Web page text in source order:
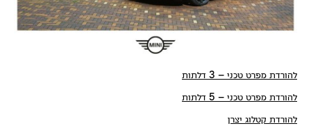
להורדת מפרט טכני – 3 דלתות
להורדת מפרט טכני – 5 דלתות
להורדת קטלוג יצרן